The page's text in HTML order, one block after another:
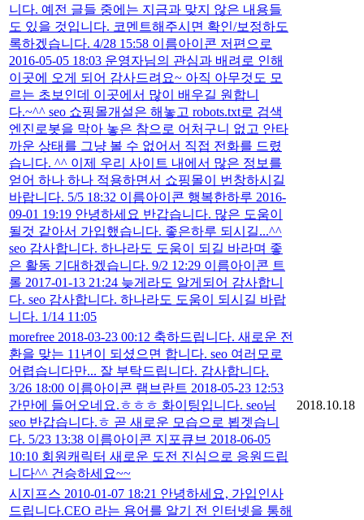
니다. 예전 글들 중에는 지금과 맞지 않은 내용들
도 있을 것입니다. 코멘트해주시면 확인/보정하도
록하겠습니다. 4/28 15:58 이름아이콘 저편으로
2016-05-05 18:03 운영자님의 관심과 배려로 인해
이곳에 오게 되어 감사드려요~ 아직 아무것도 모
르는 초보인데 이곳에서 많이 배우길 원합니
다.~^^ seo 쇼핑몰개설은 해놓고 robots.txt로 검색
엔진로봇을 막아 놓은 참으로 어처구니 없고 안타
까운 상태를 그냥 볼 수 없어서 직접 전화를 드렸
습니다. ^^ 이제 우리 사이트 내에서 많은 정보를
얻어 하나 하나 적용하면서 쇼핑몰이 번창하시길
바랍니다. 5/5 18:32 이름아이콘 행복한하루 2016-
09-01 19:19 안녕하세요 반갑습니다. 많은 도움이
될것 같아서 가입했습니다. 좋은하루 되시길...^^
seo 감사합니다. 하나라도 도움이 되길 바라며 좋
은 활동 기대하겠습니다. 9/2 12:29 이름아이콘 트
롤 2017-01-13 21:24 늦게라도 알게되어 감사합니
다. seo 감사합니다. 하나라도 도움이 되시길 바랍
니다. 1/14 11:05
morefree 2018-03-23 00:12 축하드립니다. 새로운 전
환을 맞는 11년이 되셨으면 합니다. seo 여러모로
어렵습니다만... 잘 부탁드립니다. 감사합니다.
3/26 18:00 이름아이콘 램브란트 2018-05-23 12:53
간만에 들어오네요.ㅎㅎㅎ 화이팅입니다. seo님
seo 반갑습니다.ㅎ 곧 새로운 모습으로 뵙겟습니
다. 5/23 13:38 이름아이콘 지포큐브 2018-06-05
10:10 회원캐릭터 새로운 도전 진심으로 응원드립
니다^^ 건승하세요~~
2018.10.18
시지프스 2010-01-07 18:21 안녕하세요, 가입인사
드립니다.CEO 라는 용어를 알기 전 인터넷을 통해